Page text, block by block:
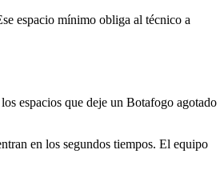
espacio mínimo obliga al técnico a
espacios que deje un Botafogo agotado
en los segundos tiempos. El equipo